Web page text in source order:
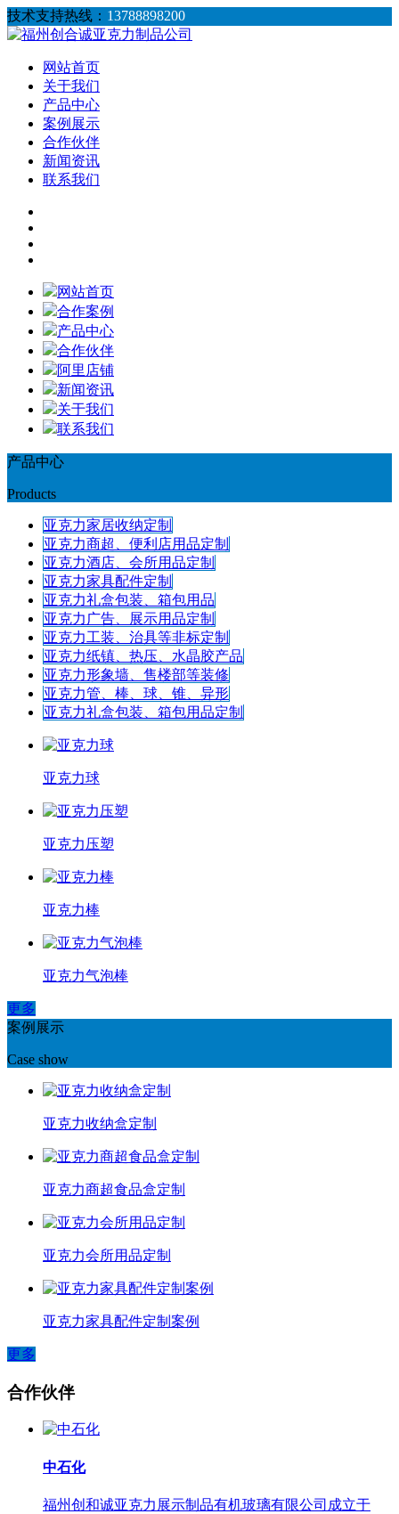
技术支持热线： 13788898200
网站首页
关于我们
产品中心
案例展示
合作伙伴
新闻资讯
联系我们
网站首页
合作案例
产品中心
合作伙伴
阿里店铺
新闻资讯
关于我们
联系我们
产品中心
Products
亚克力家居收纳定制
亚克力商超、便利店用品定制
亚克力酒店、会所用品定制
亚克力家具配件定制
亚克力礼盒包装、箱包用品
亚克力广告、展示用品定制
亚克力工装、治具等非标定制
亚克力纸镇、热压、水晶胶产品
亚克力形象墙、售楼部等装修
亚克力管、棒、球、锥、异形
亚克力礼盒包装、箱包用品定制
亚克力球
亚克力压塑
亚克力棒
亚克力气泡棒
更多
案例展示
Case show
亚克力收纳盒定制
亚克力商超食品盒定制
亚克力会所用品定制
亚克力家具配件定制案例
更多
合作伙伴
中石化
福州创和诚亚克力展示制品有机玻璃有限公司成立于